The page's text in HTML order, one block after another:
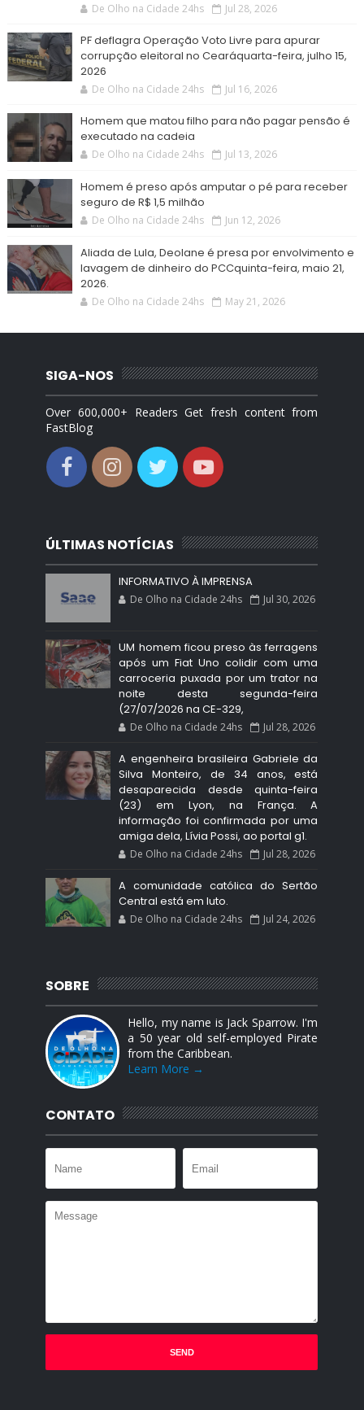
De Olho na Cidade 24hs Jul 28, 2026
PF deflagra Operação Voto Livre para apurar
corrupção eleitoral no Cearáquarta-feira, julho 15,
2026
De Olho na Cidade 24hs Jul 16, 2026
Homem que matou filho para não pagar pensão é
executado na cadeia
De Olho na Cidade 24hs Jul 13, 2026
Homem é preso após amputar o pé para receber
seguro de R$ 1,5 milhão
De Olho na Cidade 24hs Jun 12, 2026
Aliada de Lula, Deolane é presa por envolvimento e
lavagem de dinheiro do PCCquinta-feira, maio 21,
2026.
De Olho na Cidade 24hs May 21, 2026
SIGA-NOS
Over 600,000+ Readers Get fresh content from
FastBlog
ÚLTIMAS NOTÍCIAS
INFORMATIVO À IMPRENSA
De Olho na Cidade 24hs Jul 30, 2026
UM homem ficou preso às ferragens
após um Fiat Uno colidir com uma
carroceria puxada por um trator na
noite desta segunda-feira
(27/07/2026 na CE-329,
De Olho na Cidade 24hs Jul 28, 2026
A engenheira brasileira Gabriele da
Silva Monteiro, de 34 anos, está
desaparecida desde quinta-feira
(23) em Lyon, na França. A
informação foi confirmada por uma
amiga dela, Lívia Possi, ao portal g1.
De Olho na Cidade 24hs Jul 28, 2026
A comunidade católica do Sertão
Central está em luto.
De Olho na Cidade 24hs Jul 24, 2026
SOBRE
Hello, my name is Jack Sparrow. I'm
a 50 year old self-employed Pirate
from the Caribbean.
Learn More →
CONTATO